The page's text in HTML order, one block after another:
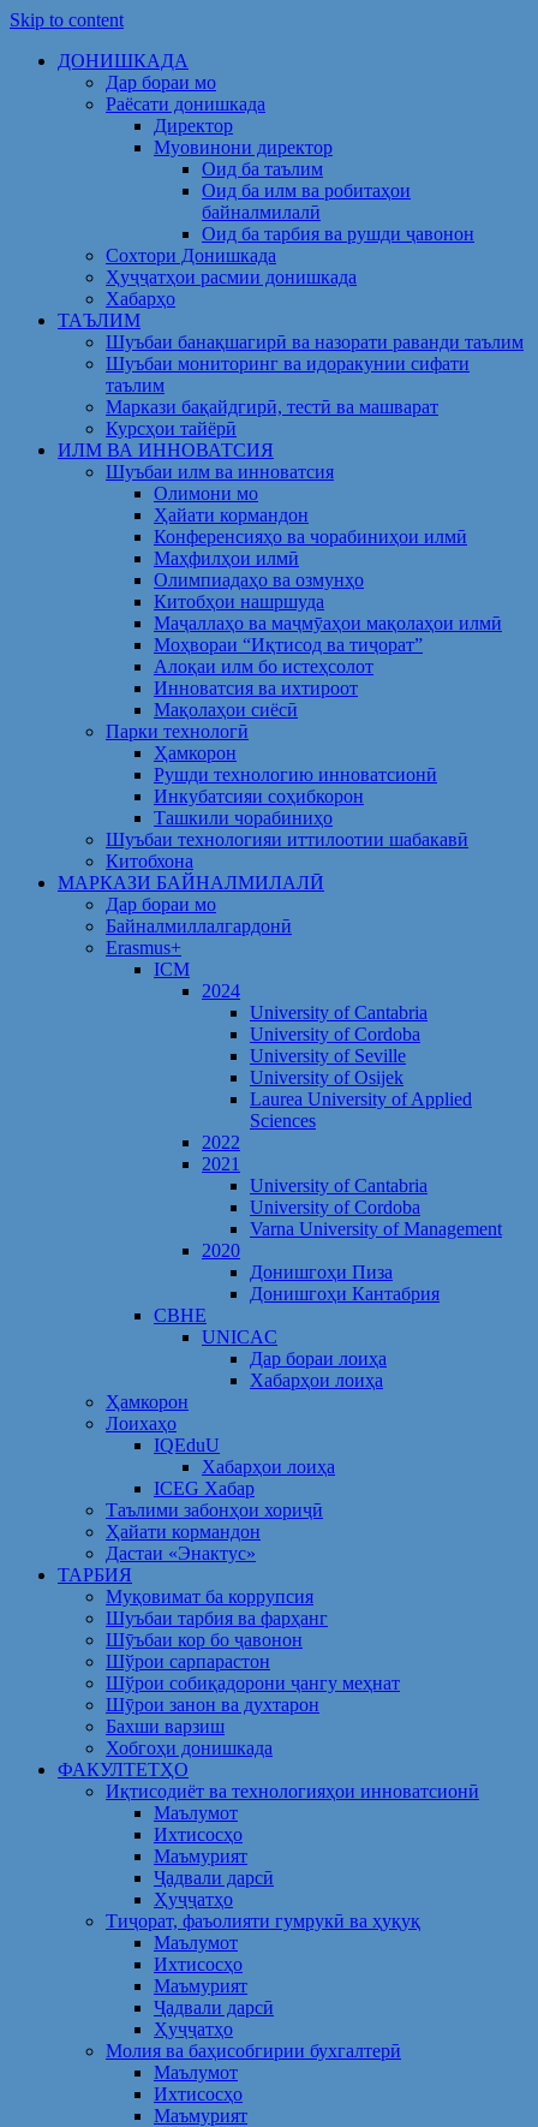
Skip to content
ДОНИШКАДА
Дар бораи мо
Раёсати донишкада
Директор
Муовинони директор
Оид ба таълим
Оид ба илм ва робитаҳои
байналмилалӣ
Оид ба тарбия ва рушди ҷавонон
Сохтори Донишкада
Ҳуҷҷатҳои расмии донишкада
Хабарҳо
ТАЪЛИМ
Шуъбаи банақшагирӣ ва назорати раванди таълим
Шуъбаи мониторинг ва идоракунии сифати
таълим
Маркази бақайдгирӣ, тестӣ ва машварат
Курсҳои тайёрӣ
ИЛМ ВА ИННОВАТСИЯ
Шуъбаи илм ва инноватсия
Олимони мо
Ҳайати кормандон
Конференсияҳо ва чорабиниҳои илмӣ
Маҳфилҳои илмӣ
Олимпиадаҳо ва озмунҳо
Китобҳои нашршуда
Маҷаллаҳо ва маҷмӯаҳои мақолаҳои илмӣ
Моҳвораи “Иқтисод ва тиҷорат”
Алоқаи илм бо истеҳсолот
Инноватсия ва ихтироот
Мақолаҳои сиёсӣ
Парки технологӣ
Ҳамкорон
Рушди технологию инноватсионӣ
Инкубатсияи соҳибкорон
Ташкили чорабиниҳо
Шуъбаи технологияи иттилоотии шабакавӣ
Китобхона
МАРКАЗИ БАЙНАЛМИЛАЛӢ
Дар бораи мо
Байналмиллалгардонӣ
Erasmus+
ICM
2024
University of Cantabria
University of Cordoba
University of Seville
University of Osijek
Laurea University of Applied
Sciences
2022
2021
University of Cantabria
University of Cordoba
Varna University of Management
2020
Донишгоҳи Пиза
Донишгоҳи Кантабрия
CBHE
UNICAC
Дар бораи лоиҳа
Хабарҳои лоиҳа
Ҳамкорон
Лоихаҳо
IQEduU
Хабарҳои лоиҳа
ICEG Хабар
Таълими забонҳои хориҷӣ
Ҳайати кормандон
Дастаи «Энактус»
ТАРБИЯ
Муқовимат ба коррупсия
Шуъбаи тарбия ва фарҳанг
Шӯъбаи кор бо ҷавонон
Шўрои сарпарастон
Шўрои собиқадорони ҷангу меҳнат
Шӯрои занон ва духтарон
Бахши варзиш
Хобгоҳи донишкада
ФАКУЛТЕТҲО
Иқтисодиёт ва технологияҳои инноватсионӣ
Маълумот
Ихтисосҳо
Маъмурият
Ҷадвали дарсӣ
Ҳуҷҷатҳо
Тиҷорат, фаъолияти гумрукӣ ва ҳуқуқ
Маълумот
Ихтисосҳо
Маъмурият
Ҷадвали дарсӣ
Ҳуҷҷатҳо
Молия ва баҳисобгирии бухгалтерӣ
Маълумот
Ихтисосҳо
Маъмурият